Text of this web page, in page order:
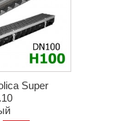
Super